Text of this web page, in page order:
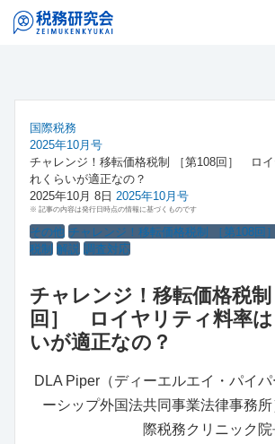
国際税務
2025年10月号
チャレンジ！移転価格税制 ［第108回］ ロ
れくらいが適正なの？
2025年10月 8日 2025年10月号
※ 記事の内容は発行日時点の情報に基づくものです
その他 チャレンジ！移転価格税制 ［第108回］
税制 解説 調査対応
チャレンジ！移転価格税
回］ ロイヤリティ料率
いが適正なの？
DLA Piper（ディーエルエイ・パイ
ーシップ外国法共同事業法律事務
際税務クリニック